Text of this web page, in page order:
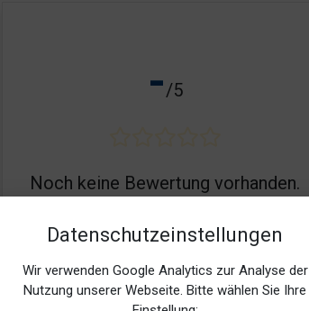
Datenschutzeinstellungen
Wir verwenden Google Analytics zur Analyse der
Nutzung unserer Webseite. Bitte wählen Sie Ihre
-/5
Noch keine Bewertung vorhanden.
E-Mail*